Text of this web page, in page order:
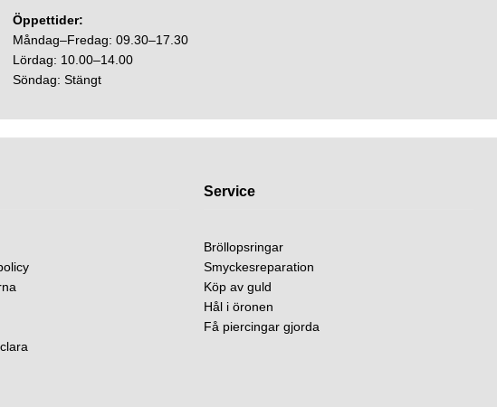
Öppettider:
Måndag–Fredag: 09.30–17.30
Lördag: 10.00–14.00
Söndag: Stängt
Service
Bröllopsringar
Smyckesreparation
Köp av guld
Hål i öronen
Få piercingar gjorda